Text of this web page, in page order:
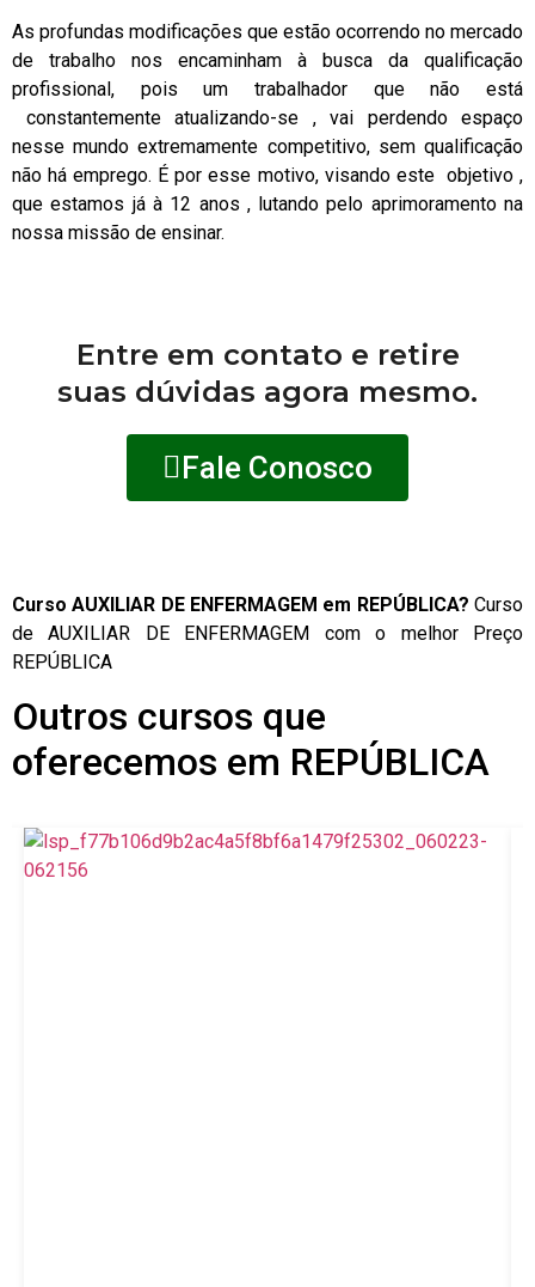
As profundas modificações que estão ocorrendo no mercado
de trabalho nos encaminham à busca da qualificação
profissional, pois um trabalhador que não está
constantemente atualizando-se , vai perdendo espaço
nesse mundo extremamente competitivo, sem qualificação
não há emprego. É por esse motivo, visando este objetivo ,
que estamos já à 12 anos , lutando pelo aprimoramento na
nossa missão de ensinar.
Entre em contato e retire
suas dúvidas agora mesmo.
Fale Conosco
Curso AUXILIAR DE ENFERMAGEM em REPÚBLICA? Curso
de AUXILIAR DE ENFERMAGEM com o melhor Preço
REPÚBLICA
Outros cursos que
oferecemos em REPÚBLICA